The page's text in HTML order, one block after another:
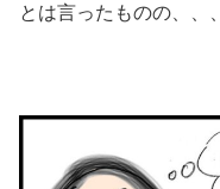
とは言ったものの、、、